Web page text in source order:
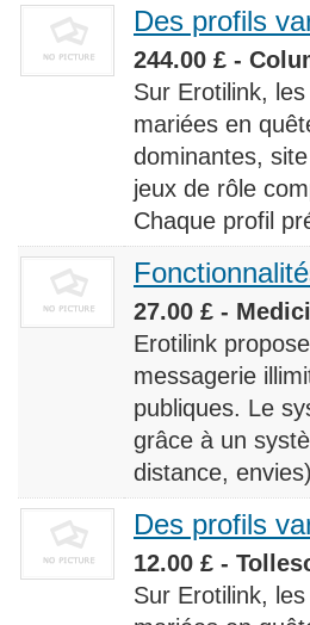
Des profils
244.00 £ -
Sur Erotilink,
mariées en
dominantes,
jeux de rôle
Chaque profil
27.00 £ -
Erotilink
messagerie
publiques. Le
grâce à un
distance,
Des profils
12.00 £ -
Sur Erotilink,